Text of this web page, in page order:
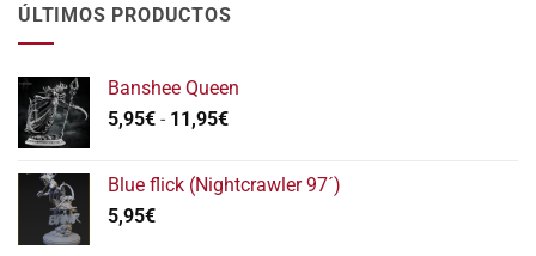
ÚLTIMOS PRODUCTOS
Banshee Queen
5,95€ - 11,95€Rango
desde
Blue flick (Nightcrawler 97´)
5,95€